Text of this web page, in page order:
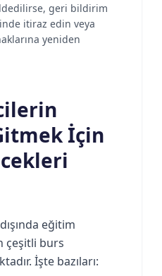
geri bildirim
itiraz edin veya
yeniden
İçin
eğitim
çeşitli burs
İşte bazıları: